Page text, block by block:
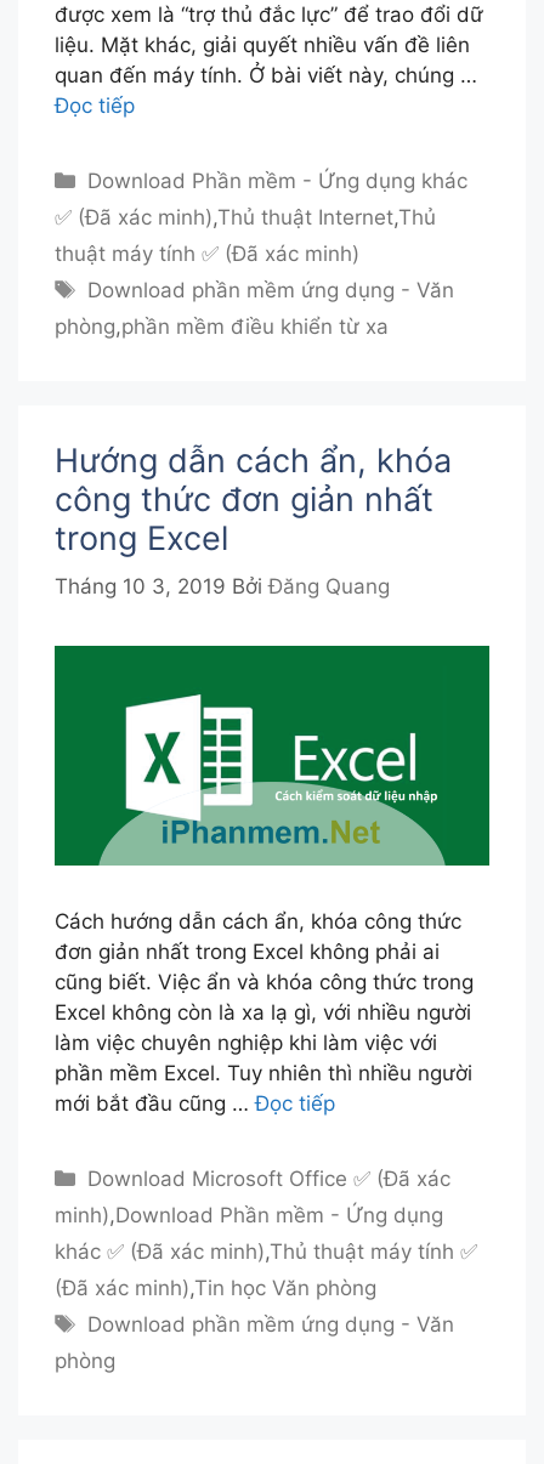
được xem là “trợ thủ đắc lực” để trao đổi dữ
liệu. Mặt khác, giải quyết nhiều vấn đề liên
quan đến máy tính. Ở bài viết này, chúng …
Đọc tiếp
Danh
mục
Download Phần mềm - Ứng dụng khác
✅ (Đã xác minh),Thủ thuật Internet,Thủ
thuật máy tính ✅ (Đã xác minh)
Thẻ
Download phần mềm ứng dụng - Văn
phòng,phần mềm điều khiển từ xa
Hướng dẫn cách ẩn, khóa
công thức đơn giản nhất
trong Excel
Tháng 10 3, 2019 BởiĐăng Quang
Cách hướng dẫn cách ẩn, khóa công thức
đơn giản nhất trong Excel không phải ai
cũng biết. Việc ẩn và khóa công thức trong
Excel không còn là xa lạ gì, với nhiều người
làm việc chuyên nghiệp khi làm việc với
phần mềm Excel. Tuy nhiên thì nhiều người
mới bắt đầu cũng …Đọc tiếp
Danh
mục
Download Microsoft Office ✅ (Đã xác
minh),Download Phần mềm - Ứng dụng
khác ✅ (Đã xác minh),Thủ thuật máy tính ✅
(Đã xác minh),Tin học Văn phòng
Thẻ
Download phần mềm ứng dụng - Văn
phòng